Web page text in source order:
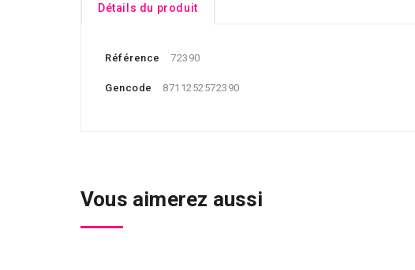
Détails du produit
Référence 72390
Gencode 8711252572390
Vous aimerez aussi